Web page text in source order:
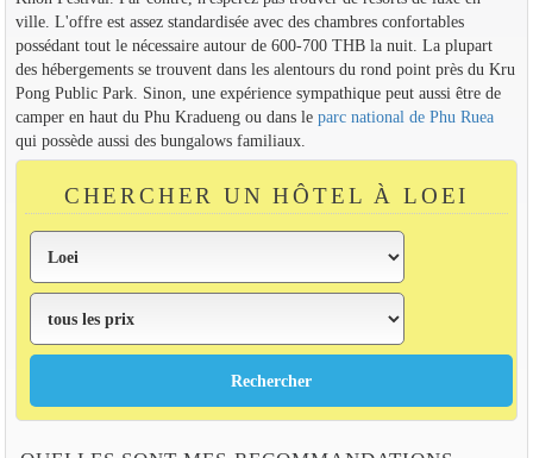
ville. L'offre est assez standardisée avec des chambres confortables
possédant tout le nécessaire autour de 600-700 THB la nuit. La plupart
des hébergements se trouvent dans les alentours du rond point près du Kru
Pong Public Park. Sinon, une expérience sympathique peut aussi être de
camper en haut du Phu Kradueng ou dans le parc national de Phu Ruea
qui possède aussi des bungalows familiaux.
CHERCHER UN HÔTEL À LOEI